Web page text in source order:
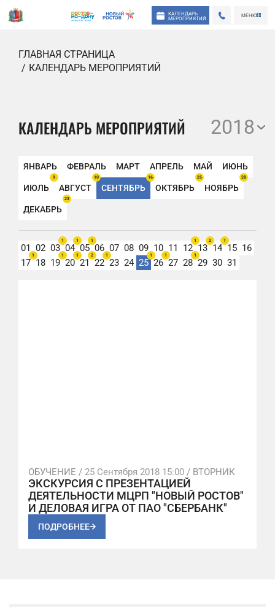
КАЛЕНДАРЬ
МЕРОПРИЯТИЙ
МЕНЮ
ГЛАВНАЯ СТРАНИЦА
КАЛЕНДАРЬ МЕРОПРИЯТИЙ
КАЛЕНДАРЬ МЕРОПРИЯТИЙ 2018
ЯНВАРЬ ФЕВРАЛЬ МАРТ АПРЕЛЬ МАЙ ИЮНЬ
ИЮЛЬ
9
АВГУСТ
10
СЕНТЯБРЬ
16
ОКТЯБРЬ
25
НОЯБРЬ
28
ДЕКАБРЬ
23
01 02 03
1
04
1
05
1
06 07 08 09 10 11 12
1
13
2
14
1
15 16
17
1
18 19
1
20
1
21
2
22
1
23 24 25
1
26
1
27 28
1
29 30 31
ОБУЧЕНИЕ / 25 Сентября 2018 15:00 / ВТОРНИК
ЭКСКУРСИЯ С ПРЕЗЕНТАЦИЕЙ
ДЕЯТЕЛЬНОСТИ МЦРП "НОВЫЙ РОСТОВ"
И ДЕЛОВАЯ ИГРА ОТ ПАО "СБЕРБАНК"
ПОДРОБНЕЕ